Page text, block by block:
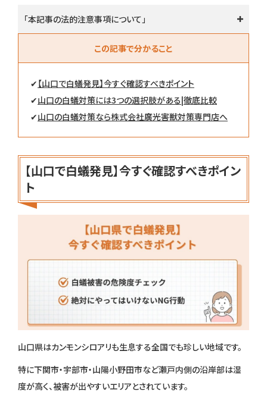
「本記事の法的注意事項について」
この記事で分かること
✔ 【山口で白蟻発見】今すぐ確認すべきポイント
✔山口の白蟻対策には3つの選択肢がある|徹底比較
✔山口の白蟻対策なら株式会社廣光害獣対策専門店へ
【山口で白蟻発見】今すぐ確認すべきポイン
ト
山口県はカンモンシロアリも生息する全国でも珍しい地域です。
特に下関市・宇部市・山陽小野田市など瀬戸内側の沿岸部は湿
度が高く、被害が出やすいエリアとされています。